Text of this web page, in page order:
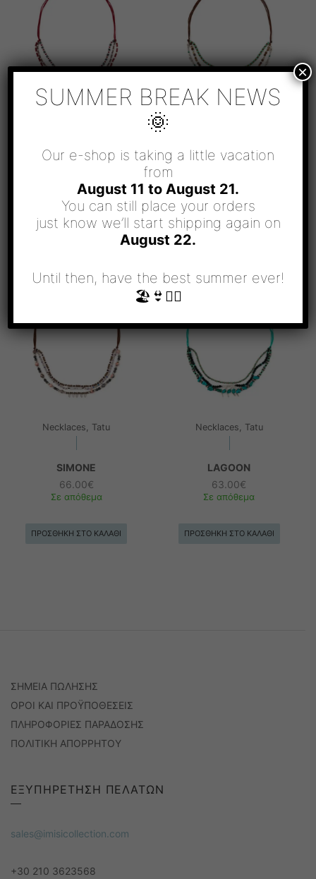
AVA
Σε απόθεμα
ΠΡΟΣΘΉΚΗ ΣΤΟ ΚΑΛΆΘΙ
FOREST
Σε απόθεμα
ΠΡΟΣΘΉΚΗ ΣΤΟ ΚΑΛΆΘΙ
Necklaces, Tatu
SIMONE
66.00€
Σε απόθεμα
ΠΡΟΣΘΉΚΗ ΣΤΟ ΚΑΛΆΘΙ
Necklaces, Tatu
LAGOON
63.00€
Σε απόθεμα
ΠΡΟΣΘΉΚΗ ΣΤΟ ΚΑΛΆΘΙ
ΣΗΜΕΙΑ ΠΩΛΗΣΗΣ
ΟΡΟΙ ΚΑΙ ΠΡΟΫΠΟΘΕΣΕΙΣ
ΠΛΗΡΟΦΟΡΙΕΣ ΠΑΡΑΔΟΣΗΣ
ΠΟΛΙΤΙΚΗ ΑΠΟΡΡΗΤΟΥ
ΕΞΥΠΗΡΕΤΗΣΗ ΠΕΛΑΤΩΝ
sales@imisicollection.com
+30 210 3623568
SUMMER BREAK NEWS
🌞
Our e-shop is taking a little vacation
from
August 11 to August 21.
You can still place your orders
just know we’ll start shipping again on
August 22.
Until then, have the best summer ever!
🏖👙🧜‍♀️
×